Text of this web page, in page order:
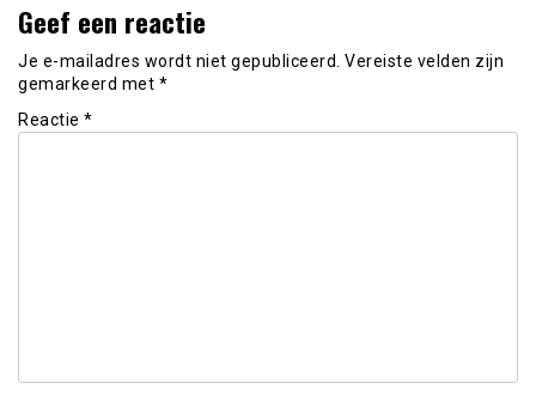
Geef een reactie
Je e-mailadres wordt niet gepubliceerd. Vereiste velden zijn
gemarkeerd met *
Reactie *